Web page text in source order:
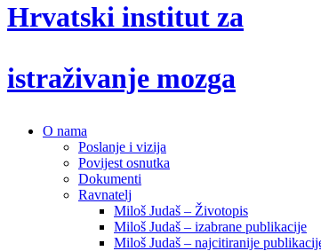
Hrvatski institut za
istraživanje mozga
O nama
Poslanje i vizija
Povijest osnutka
Dokumenti
Ravnatelj
Miloš Judaš – Životopis
Miloš Judaš – izabrane publikacije
Miloš Judaš – najcitiranije